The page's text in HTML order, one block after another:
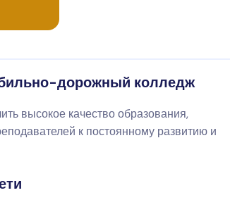
дорожный колледж
высокое качество образования,
к постоянному развитию и